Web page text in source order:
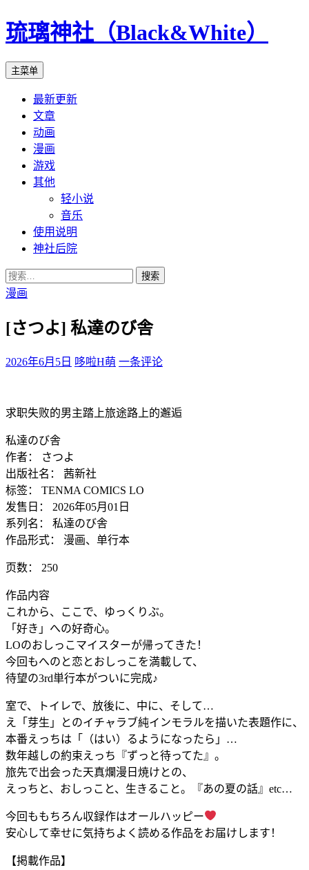
琉璃神社（Black&White）
搜
主菜单
正
文
最新更新
文章
动画
漫画
游戏
其他
轻小说
音乐
使用说明
神社后院
搜
索：
漫画
[さつよ] 私達のび舎
2026年6月5日 哆啦H萌 一条评论
求职失败的男主踏上旅途路上的邂逅
私達のび舎
作者： さつよ
出版社名： 茜新社
标签： TENMA COMICS LO
发售日： 2026年05月01日
系列名： 私達のび舎
作品形式： 漫画、单行本
页数： 250
作品内容
これから、ここで、ゆっくりぶ。
「好き」への好奇心。
LOのおしっこマイスターが帰ってきた！
今回もへのと恋とおしっこを満載して、
待望の3rd単行本がついに完成♪
室で、トイレで、放後に、中に、そして…
え「芽生」とのイチャラブ純インモラルを描いた表題作に、
本番えっちは「（はい）るようになったら」…
数年越しの約束えっち『ずっと待ってた』。
旅先で出会った天真爛漫日焼けとの、
えっちと、おしっこと、生きること。『あの夏の話』etc…
今回ももちろん収録作はオールハッピー
安心して幸せに気持ちよく読める作品をお届けします！
【掲載作品】